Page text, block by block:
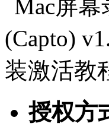
授权方